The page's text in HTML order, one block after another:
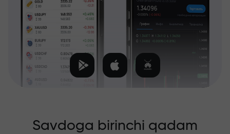
Savdoga birinchi qadam